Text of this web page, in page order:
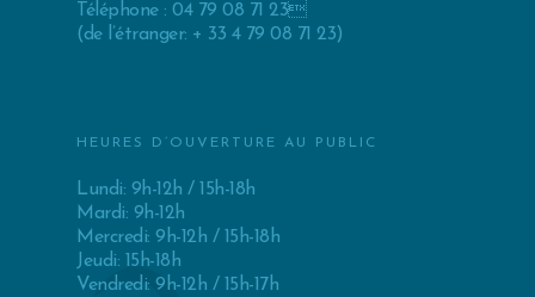
Téléphone : 04 79 08 71 23
(de l’étranger: + 33 4 79 08 71 23)
HEURES D’OUVERTURE AU PUBLIC
Lundi: 9h-12h / 15h-18h
Mardi: 9h-12h
Mercredi: 9h-12h / 15h-18h
Jeudi: 15h-18h
Vendredi: 9h-12h / 15h-17h